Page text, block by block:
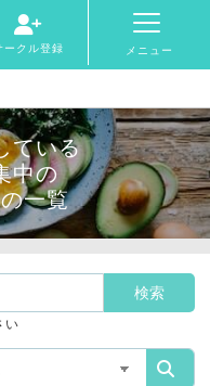
ークル登録 メニュー
ている
中の
一覧
い